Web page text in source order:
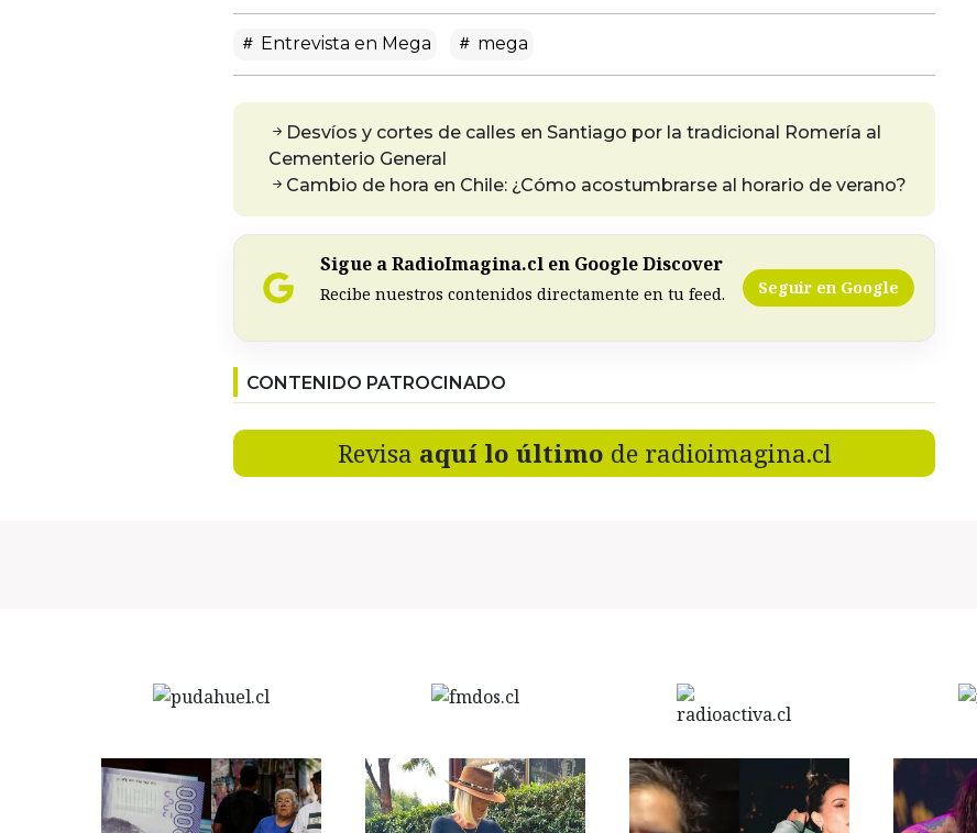
Entrevista en Mega mega
Desvíos y cortes de calles en Santiago por la tradicional Romería al
Cementerio General
Cambio de hora en Chile: ¿Cómo acostumbrarse al horario de verano?
Sigue a RadioImagina.cl en Google Discover
Recibe nuestros contenidos directamente en tu feed. Seguir en Google
CONTENIDO PATROCINADO
Revisa aquí lo último de radioimagina.cl